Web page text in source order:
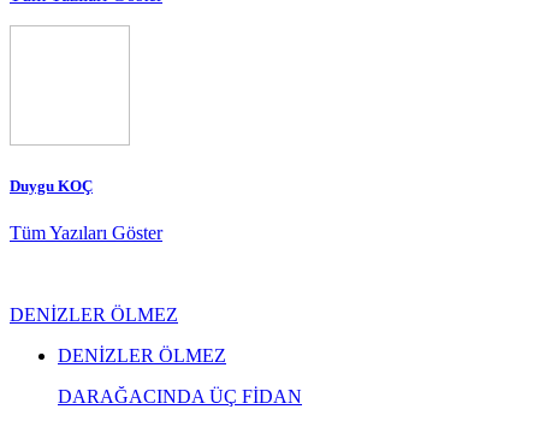
Duygu KOÇ
Tüm Yazıları Göster
DENİZLER ÖLMEZ
DENİZLER ÖLMEZ
DARAĞACINDA ÜÇ FİDAN